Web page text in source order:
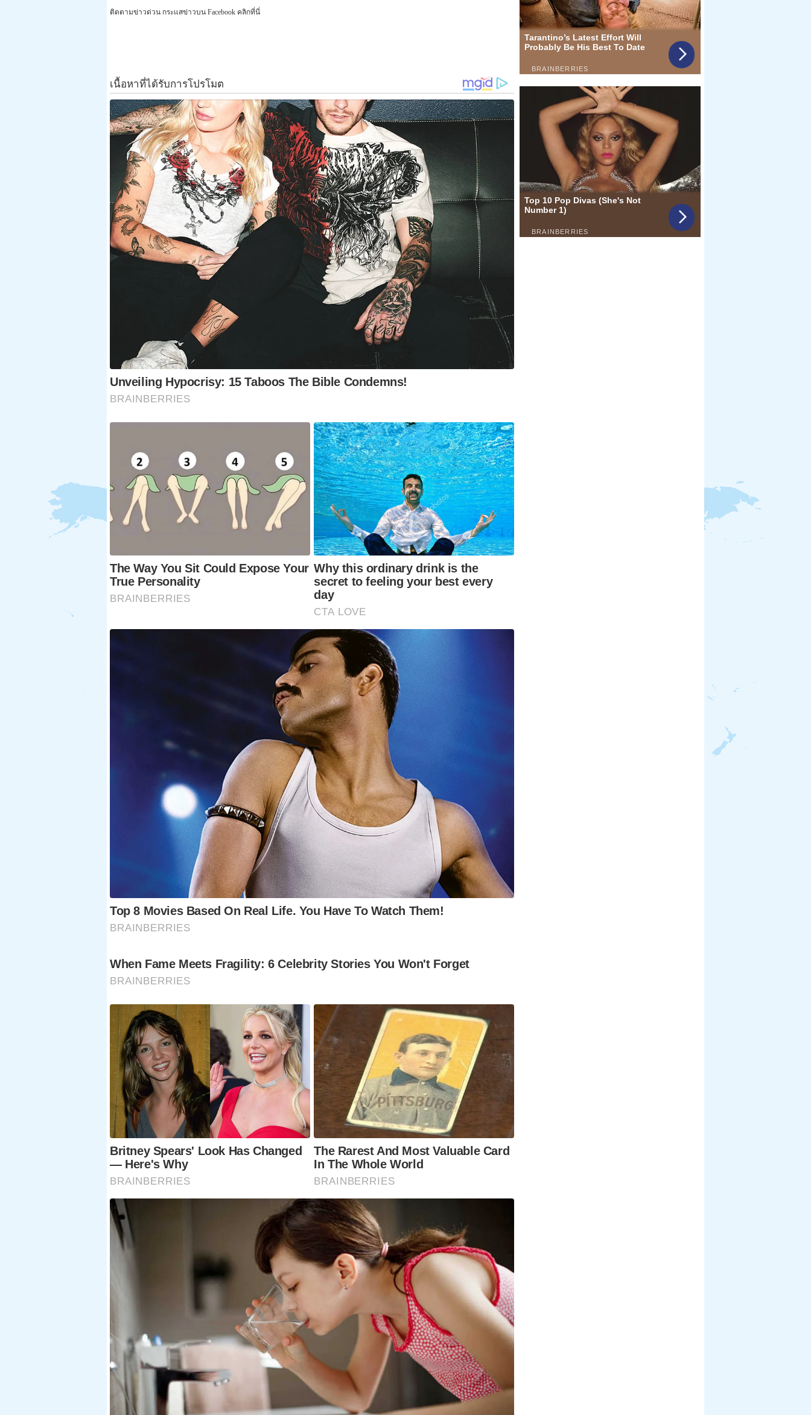
ติดตามข่าวด่วน กระแสข่าวบน Facebook คลิกที่นี่